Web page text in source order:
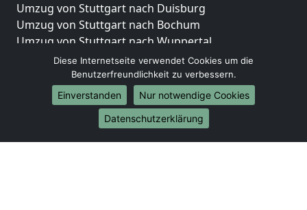
Umzug von Stuttgart nach Duisburg
Umzug von Stuttgart nach Bochum
Umzug von Stuttgart nach Wuppertal
Umzug von Stuttgart nach Bielefeld
Umzug von Stuttgart nach Bonn
Umzug von Stuttgart nach Münster
Internationale-Umzüge
Umzug von Stuttgart nach Brasilien
Diese Internetseite verwendet Cookies um die
Benutzerfreundlichkeit zu verbessern.
Einverstanden
Nur notwendige Cookies
Datenschutzerklärung